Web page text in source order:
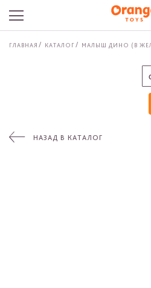
ГЛАВНАЯ КАТАЛОГ МАЛЫШ ДИНО (В
НАЗАД В КАТАЛОГ